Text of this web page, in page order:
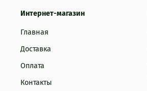
Интернет-магазин
Главная
Доставка
Оплата
Контакты